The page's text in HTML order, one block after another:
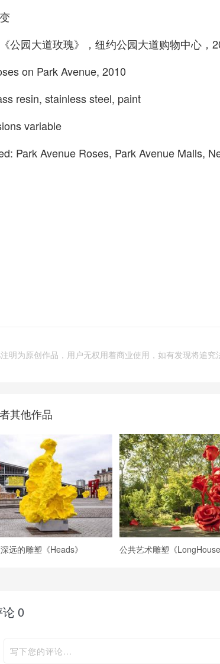
公园大道玫瑰》，纽约公园大道购物中心，
on Park Avenue, 2010
resin, stainless steel, paint
variable
Park Avenue Roses, Park Avenue Malls,
明为原创作品，用户无权用着商业使用，如有发现将追究
其他作品
远的雕塑《Heads》
0
写下您的评论...